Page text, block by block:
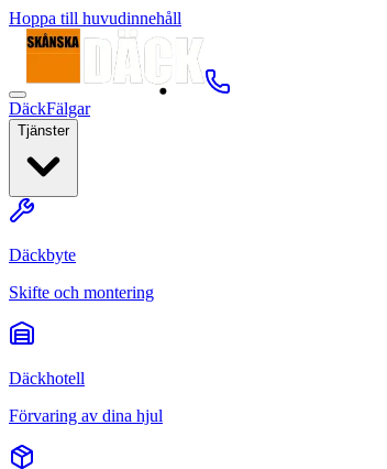
Hoppa till huvudinnehåll
DäckFälgar
Tjänster
Däckbyte
Skifte och montering
Däckhotell
Förvaring av dina hjul